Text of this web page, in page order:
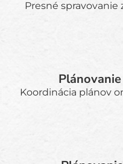
Presné spravovanie
Koordinácia plánov